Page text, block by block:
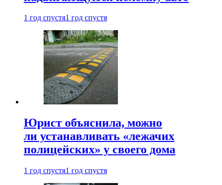
1 год спустя1 год спустя
Юрист объяснила, можно
ли устанавливать «лежачих
полицейских» у своего дома
1 год спустя1 год спустя